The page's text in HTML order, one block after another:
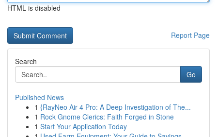
HTML is disabled
Report Page
Search
Go
Published News
1 {RayNeo Air 4 Pro: A Deep Investigation of The...
1 Rock Gnome Clerics: Faith Forged in Stone
1 Start Your Application Today